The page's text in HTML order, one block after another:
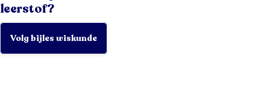
leerstof?
Volg bijles wiskunde